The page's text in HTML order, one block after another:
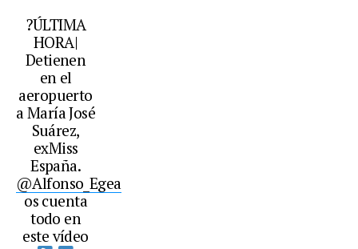
?ÚLTIMA
HORA|
Detienen
en el
aeropuerto
a María José
Suárez,
exMiss
España.
@Alfonso_Egea
os cuenta
todo en
este vídeo